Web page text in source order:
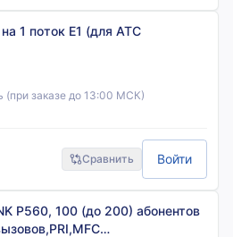
1 поток E1 (для АТС
(при заказе до 13:00 МСК)
Сравнить Войти
P560, 100 (до 200) абонентов